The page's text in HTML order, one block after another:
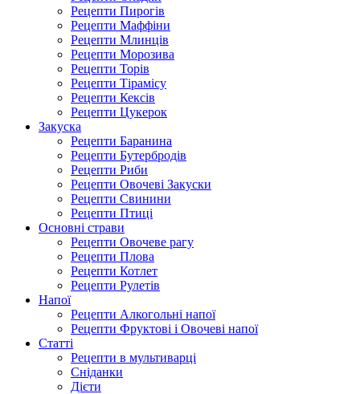
Рецепти Пирогів
Рецепти Маффіни
Рецепти Млинців
Рецепти Морозива
Рецепти Торів
Рецепти Тірамісу
Рецепти Кексів
Рецепти Цукерок
Закуска
Рецепти Баранина
Рецепти Бутербродів
Рецепти Риби
Рецепти Овочеві Закуски
Рецепти Свинини
Рецепти Птиці
Основні страви
Рецепти Овочеве рагу
Рецепти Плова
Рецепти Котлет
Рецепти Рулетів
Напої
Рецепти Алкогольні напої
Рецепти Фруктові і Овочеві напої
Статті
Рецепти в мультиварці
Сніданки
Дієти